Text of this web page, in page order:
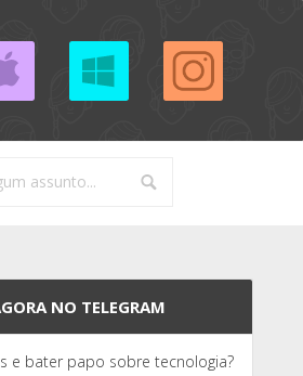
NO TELEGRAM
e bater papo sobre tecnologia?